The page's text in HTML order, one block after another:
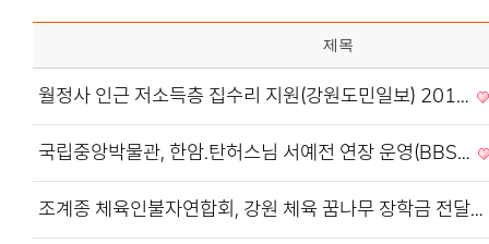
제목
월정사 인근 저소득층 집수리 지원(강원도민일보) 201…
국립중앙박물관, 한암.탄허스님 서예전 연장 운영(BBS…
조계종 체육인불자연합회, 강원 체육 꿈나무 장학금 전달…